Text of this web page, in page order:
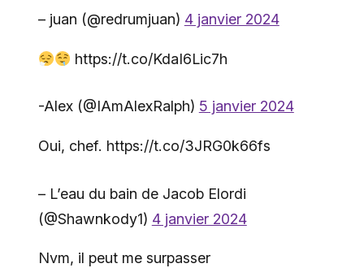
– juan (@redrumjuan) 4 janvier 2024
https://t.co/KdaI6Lic7h
-Alex (@IAmAlexRalph) 5 janvier 2024
Oui, chef. https://t.co/3JRG0k66fs
– L’eau du bain de Jacob Elordi
(@Shawnkody1) 4 janvier 2024
Nvm, il peut me surpasser